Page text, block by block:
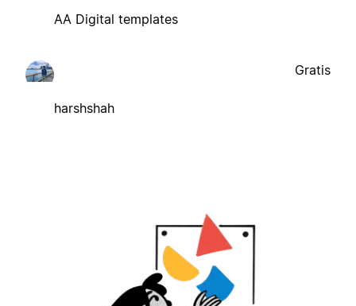
AA Digital templates
harshshah
Gratis